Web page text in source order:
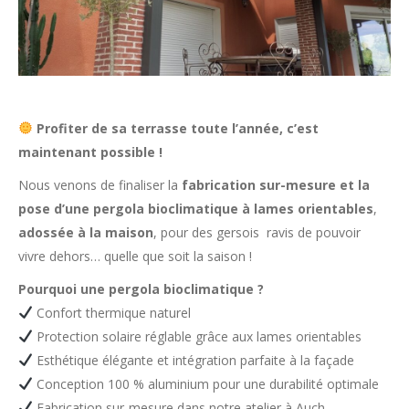
Profiter de sa terrasse toute l’année, c’est
maintenant possible !
Nous venons de finaliser la fabrication sur-mesure et la
pose d’une pergola bioclimatique à lames orientables,
adossée à la maison, pour des gersois ravis de pouvoir
vivre dehors… quelle que soit la saison !
Pourquoi une pergola bioclimatique ?
Confort thermique naturel
Protection solaire réglable grâce aux lames orientables
Esthétique élégante et intégration parfaite à la façade
Conception 100 % aluminium pour une durabilité optimale